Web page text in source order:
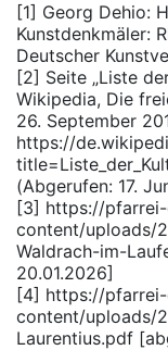
[1] Georg Dehio:
Kunstdenkmäler:
Deutscher
[2] Seite „Liste
Wikipedia, Die
26. September
https://
(Abgerufen: 17.
[3] https://
content/uploads/
Waldrach-im-
20.01.2026]
[4] https://
content/uploads/
Laurentius.pdf